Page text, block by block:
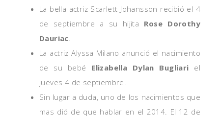
La bella actriz Scarlett Johansson recibió el 4
de septiembre a su hijita Rose Dorothy
Dauriac.
La actriz Alyssa Milano anunció el nacimiento
de su bebé Elizabella Dylan Bugliari el
jueves 4 de septiembre.
Sin lugar a duda, uno de los nacimientos que
mas dió de que hablar en el 2014. El 12 de